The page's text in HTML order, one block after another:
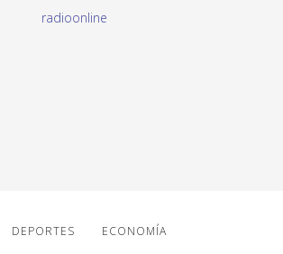
DEPORTES ECONOMÍA